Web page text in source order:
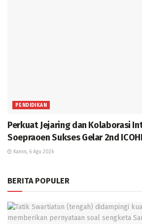
PENDIDIKAN
Perkuat Jejaring dan Kolaborasi
Soepraoen Sukses Gelar 2nd
Kamis, 6 Agu 2026
BERITA POPULER